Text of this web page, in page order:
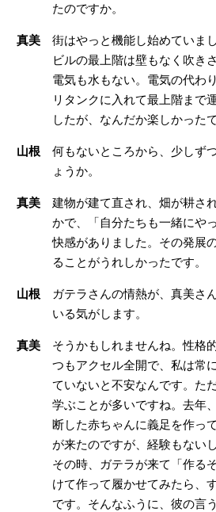
たのですか。
真美
街はやっと機能し始めていま
ビルの最上階は壁もなく吹き
電気も水もない。電気の代わ
リタンクに入れて最上階まで
したが、なんだか楽しかった
山根
何もないところから、少しず
ょうか。
真美
建物が建て直され、畑が耕さ
かで、「自分たちも一緒にや
快感がありました。その発展
ることがうれしかったです。
山根
ガテラさんの情熱が、真美さ
いる気がします。
真美
そうかもしれませんね。性格
つもアクセル全開で、私は常
ていないと不安なんです。た
学ぶことが多いですね。去年
断した赤ちゃんに義足を作っ
が来たのですが、経験もない
その時、ガテラが来て「作る
けて作って履かせてみたら、
です。そんなふうに、彼の言